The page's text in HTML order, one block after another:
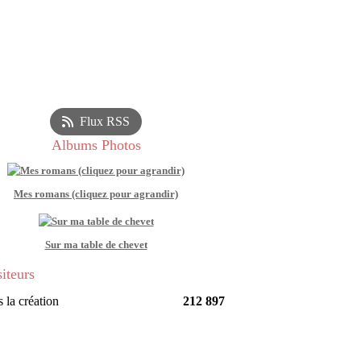
Flux RSS
Albums Photos
Mes romans (cliquez pour agrandir)
Sur ma table de chevet
la création 212 897